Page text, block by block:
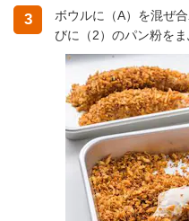
3
ボウルに（A）を混ぜ
びに（2）のパン粉をま